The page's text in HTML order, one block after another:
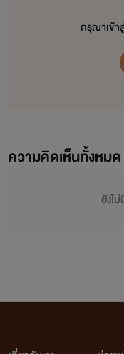
กรุณาเข้า
ความคิดเห็นทั้งหม
ยังไ